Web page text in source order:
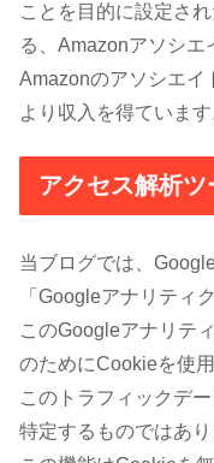
ことを目的に設定さ
る、Amazonアソシエ
Amazonのアソシエイ
より収入を得ています
アクセス解析
当ブログでは、
「Googleアナリティ
このGoogleアナリテ
のためにCookieを使用
このトラフィックデ
特定するものではあり